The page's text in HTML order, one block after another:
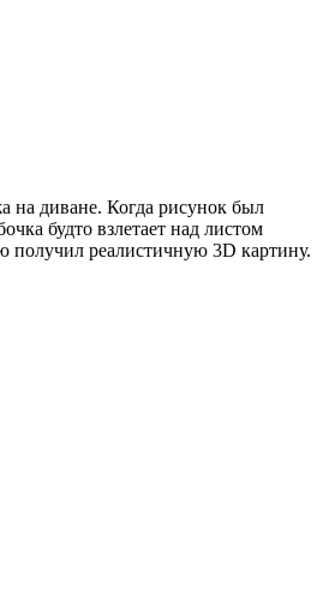
на диване. Когда рисунок был
будто взлетает над листом
получил реалистичную 3D картину.